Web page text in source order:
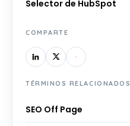
Selector de HubSpot
COMPARTE
TÉRMINOS RELACIONADOS
SEO Off Page